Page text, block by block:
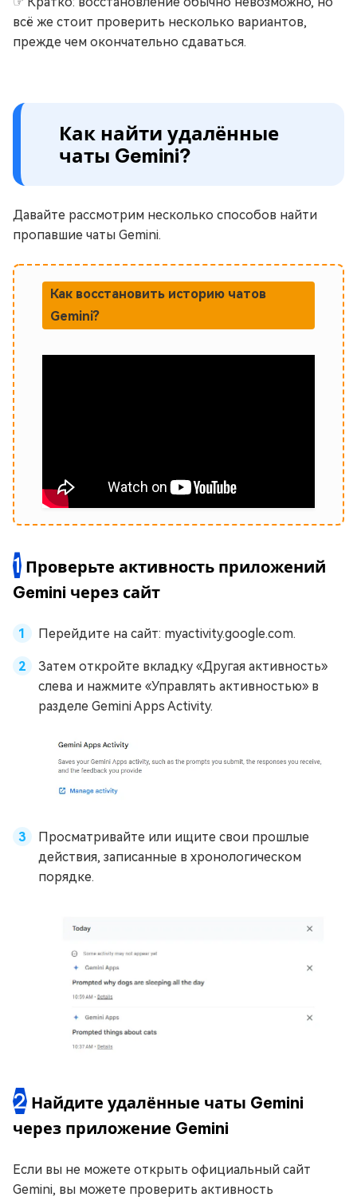
всё же стоит проверить несколько вариантов,
прежде чем окончательно сдаваться.
Как найти удалённые
чаты Gemini?
Давайте рассмотрим несколько способов найти
пропавшие чаты Gemini.
Как восстановить историю чатов
Gemini?
1 Проверьте активность приложений
Gemini через сайт
Перейдите на сайт: myactivity.google.com.
Затем откройте вкладку «Другая активность»
слева и нажмите «Управлять активностью» в
разделе Gemini Apps Activity.
Просматривайте или ищите свои прошлые
действия, записанные в хронологическом
порядке.
2 Найдите удалённые чаты Gemini
через приложение Gemini
Если вы не можете открыть официальный сайт
Gemini, вы можете проверить активность